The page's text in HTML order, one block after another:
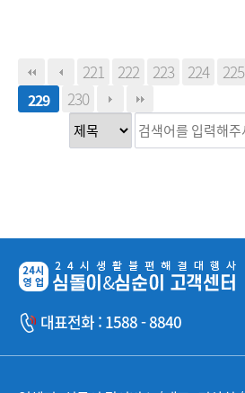
221 222 223 224 225
229 230
대표전화 : 1588 - 8840